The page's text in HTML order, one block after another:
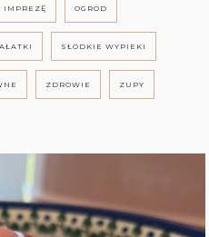
IMPREZĘ OGRÓD
SŁODKIE WYPIEKI
ZDROWIE ZUPY